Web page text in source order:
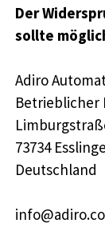
Der
sollte
Adiro
Betrieblicher
73734
Deutschland